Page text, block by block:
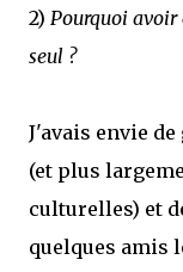
2) Pourquoi avoir
seul ?
J'avais envie
(et plus
culturelles) et
quelques amis